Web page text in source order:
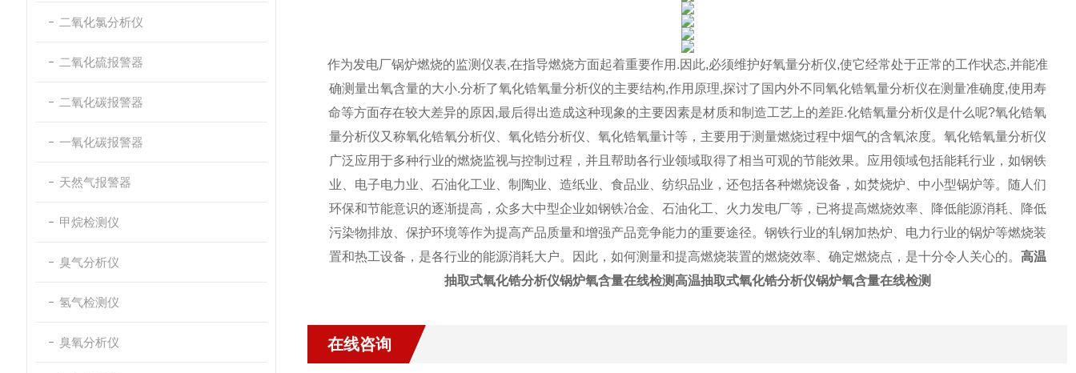
二氧化氯分析仪
二氧化硫报警器
二氧化碳报警器
一氧化碳报警器
天然气报警器
甲烷检测仪
臭气分析仪
氢气检测仪
臭氧分析仪
作为发电厂锅炉燃烧的监测仪表,在指导燃烧方面起着重要作用.因此,必须维护好氧量分析仪,使它经常处于正常的工作状态,并能准
确测量出氧含量的大小.分析了氧化锆氧量分析仪的主要结构,作用原理,探讨了国内外不同氧化锆氧量分析仪在测量准确度,使用寿
命等方面存在较大差异的原因,最后得出造成这种现象的主要因素是材质和制造工艺上的差距.化锆氧量分析仪是什么呢?氧化锆氧
量分析仪又称氧化锆氧分析仪、氧化锆分析仪、氧化锆氧量计等，主要用于测量燃烧过程中烟气的含氧浓度。氧化锆氧量分析仪
广泛应用于多种行业的燃烧监视与控制过程，并且帮助各行业领域取得了相当可观的节能效果。应用领域包括能耗行业，如钢铁
业、电子电力业、石油化工业、制陶业、造纸业、食品业、纺织品业，还包括各种燃烧设备，如焚烧炉、中小型锅炉等。随人们
环保和节能意识的逐渐提高，众多大中型企业如钢铁冶金、石油化工、火力发电厂等，已将提高燃烧效率、降低能源消耗、降低
污染物排放、保护环境等作为提高产品质量和增强产品竞争能力的重要途径。钢铁行业的轧钢加热炉、电力行业的锅炉等燃烧装
置和热工设备，是各行业的能源消耗大户。因此，如何测量和提高燃烧装置的燃烧效率、确定燃烧点，是十分令人关心的。 高温
抽取式氧化锆分析仪锅炉氧含量在线检测高温抽取式氧化锆分析仪锅炉氧含量在线检测
在线咨询